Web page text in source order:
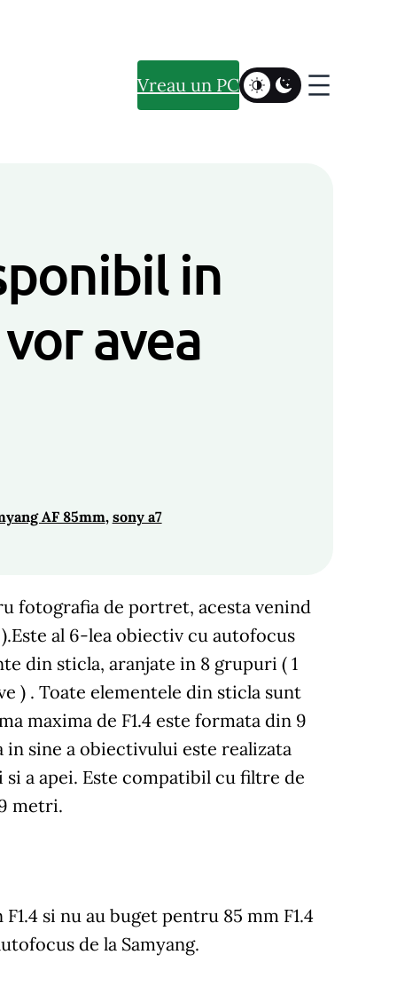
Vreau un PC
in
avea
AF 85mm, sony a7
fotografia de portret, acesta venind
al 6-lea obiectiv cu autofocus
din sticla, aranjate in 8 grupuri ( 1
) . Toate elementele din sticla sunt
maxima de F1.4 este formata din 9
sine a obiectivului este realizata
a apei. Este compatibil cu filtre de
metri.
si nu au buget pentru 85 mm F1.4
de la Samyang.